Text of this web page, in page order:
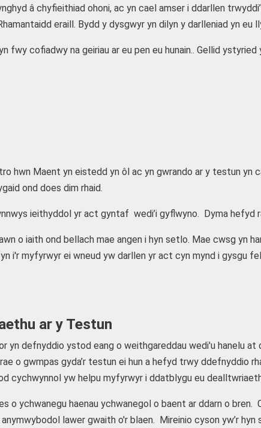
â chyfieithiad ohoni, ac yn cael amser i ddarllen
eraill. Bydd y dysgwyr yn dilyn y darlleniad yn eu
fwy cofiadwy na geiriau ar eu pen eu hunain.. Gellid
hwn Maent yn eistedd yn ôl ac yn gwrando ar y testun
ond does dim rhaid.
ieithyddol yr act gyntaf wedi’i gyflwyno. Dyma hefyd
o iaith ond bellach mae angen i hyn setlo. Mae cwsg yn
i'r myfyrwyr ei wneud yw darllen yr act cyn mynd i gysgu
ar y Testun
yn defnyddio ystod eang o weithgareddau wedi'u hanelu
o gwmpas gyda’r testun ei hun a hefyd trwy ddefnyddio
cychwynnol yw helpu myfyrwyr i ddatblygu eu
o ychwanegu haenau ychwanegol o baent ar ddarn o
lawer gwaith o'r blaen. Mireinio cyson yw’r hyn